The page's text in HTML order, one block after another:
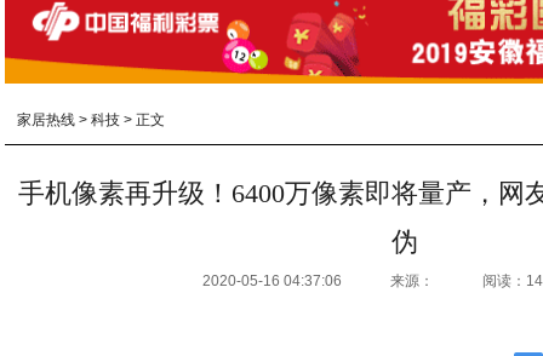
家居热线 >科技 > 正文
手机像素再升级！6400万像素即将量产，网
伪
2020-05-16 04:37:06 来源： 阅读：